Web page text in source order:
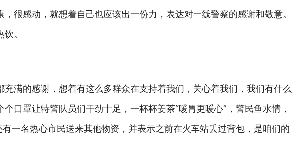
很感动，就想着自己也应该出一份力，表达对一线警察的感谢和敬意。
。
满的感谢，想着有这么多群众在支持着我们，关心着我们，我们有什么
口罩让特警队员们干劲十足，一杯杯姜茶“暖胃更暖心”，警民鱼水情，
一名热心市民送来其他物资，并表示之前在火车站丢过背包，是咱们的